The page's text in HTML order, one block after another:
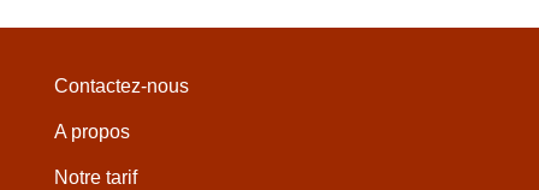
Contactez-nous
A propos
Notre tarif